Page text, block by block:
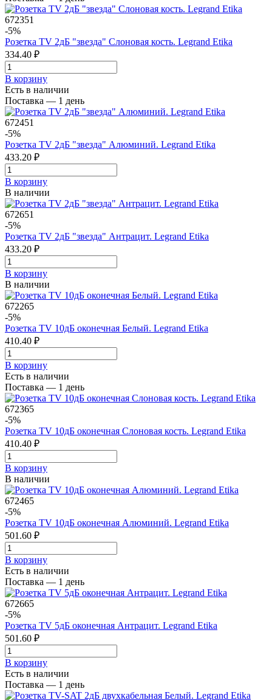
672351
-5%
Розетка TV 2дБ "звезда" Слоновая кость. Legrand Etika
334.40 ₽
В корзинy
Есть в наличии
Поставка — 1 день
672451
-5%
Розетка TV 2дБ "звезда" Алюминий. Legrand Etika
433.20 ₽
В корзинy
В наличии
672651
-5%
Розетка TV 2дБ "звезда" Антрацит. Legrand Etika
433.20 ₽
В корзинy
В наличии
672265
-5%
Розетка TV 10дБ оконечная Белый. Legrand Etika
410.40 ₽
В корзинy
Есть в наличии
Поставка — 1 день
672365
-5%
Розетка TV 10дБ оконечная Слоновая кость. Legrand Etika
410.40 ₽
В корзинy
В наличии
672465
-5%
Розетка TV 10дБ оконечная Алюминий. Legrand Etika
501.60 ₽
В корзинy
Есть в наличии
Поставка — 1 день
672665
-5%
Розетка TV 5дБ оконечная Антрацит. Legrand Etika
501.60 ₽
В корзинy
Есть в наличии
Поставка — 1 день